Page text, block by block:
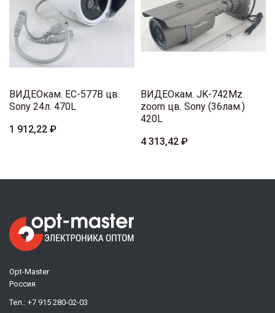
ВИДЕОкам. EC-577B цв.
Sony 24л. 470L
1 912,22 ₽
ВИДЕОкам. JK-742Mz
zoom цв. Sony (36лам.)
420L
4 313,42 ₽
Opt-Master
Россия
Тел.: +7 915 280-02-03